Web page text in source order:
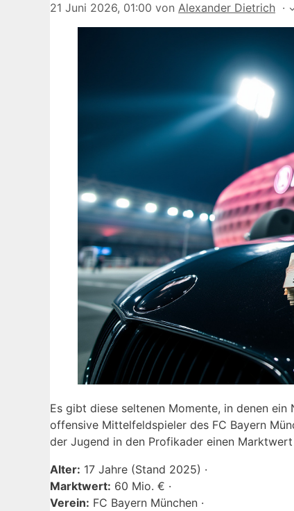
21 Juni 2026, 01:00 von Alexander Dietrich ·
Es gibt diese seltenen Momente, in denen
offensive Mittelfeldspieler des FC Bayern
der Jugend in den Profikader einen
Alter: 17 Jahre (Stand 2025) ·
Marktwert: 60 Mio. € ·
Verein: FC Bayern München ·